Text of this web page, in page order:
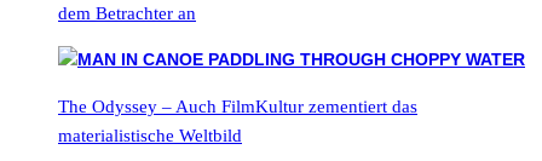
dem Betrachter an
The Odyssey – Auch FilmKultur zementiert das
materialistische Weltbild